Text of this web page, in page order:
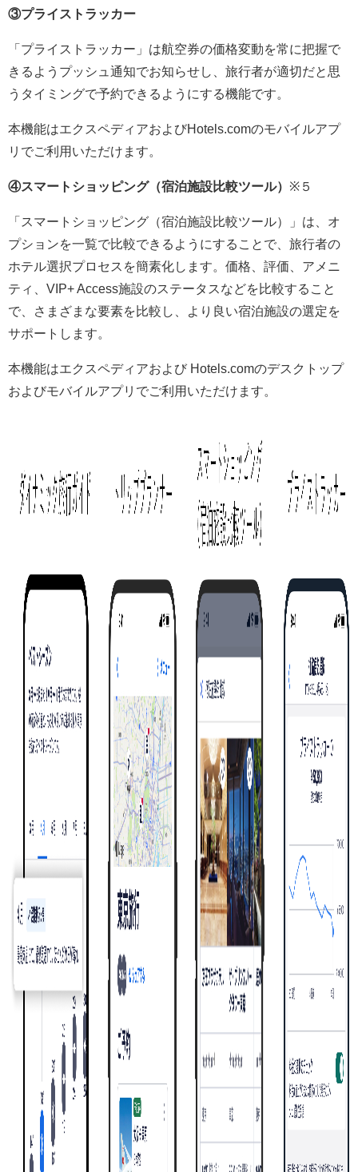
③プライストラッカー
「プライストラッカー」は航空券の価格変動を常に把握で
きるようプッシュ通知でお知らせし、旅行者が適切だと思
うタイミングで予約できるようにする機能です。
本機能はエクスペディアおよびHotels.comのモバイルアプ
リでご利用いただけます。
④スマートショッピング（宿泊施設比較ツール） ※５
「スマートショッピング（宿泊施設比較ツール）」は、オ
プションを一覧で比較できるようにすることで、旅行者の
ホテル選択プロセスを簡素化します。価格、評価、アメニ
ティ、VIP+ Access施設のステータスなどを比較すること
で、さまざまな要素を比較し、より良い宿泊施設の選定を
サポートします。
本機能はエクスペディアおよび Hotels.comのデスクトップ
およびモバイルアプリでご利用いただけます。